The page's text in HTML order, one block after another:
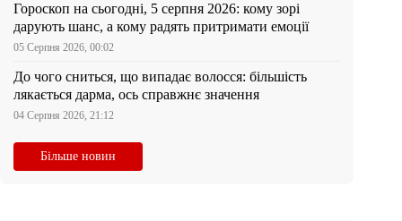
Гороскоп на сьогодні, 5 серпня 2026: кому зорі
дарують шанс, а кому радять притримати емоції
05 Серпня 2026, 00:02
До чого сниться, що випадає волосся: більшість
лякається дарма, ось справжнє значення
04 Серпня 2026, 21:12
Більше новин